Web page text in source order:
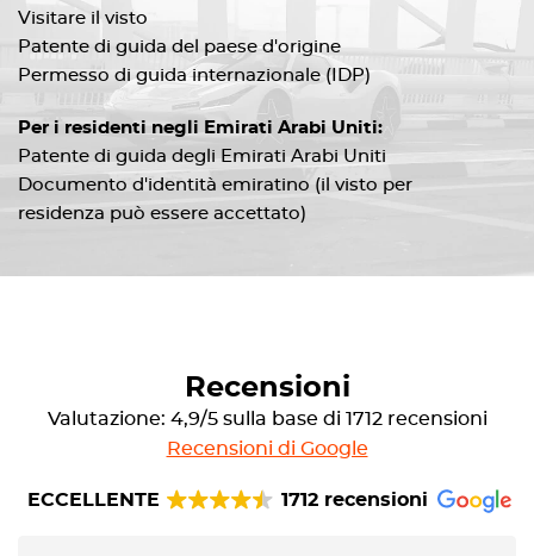
Visitare il visto
Patente di guida del paese d'origine
Permesso di guida internazionale (IDP)
Per i residenti negli Emirati Arabi Uniti:
Patente di guida degli Emirati Arabi Uniti
Documento d'identità emiratino (il visto per
residenza può essere accettato)
Recensioni
Valutazione: 4,9/5 sulla base di 1712 recensioni
Recensioni di Google
ECCELLENTE 1712 recensioni